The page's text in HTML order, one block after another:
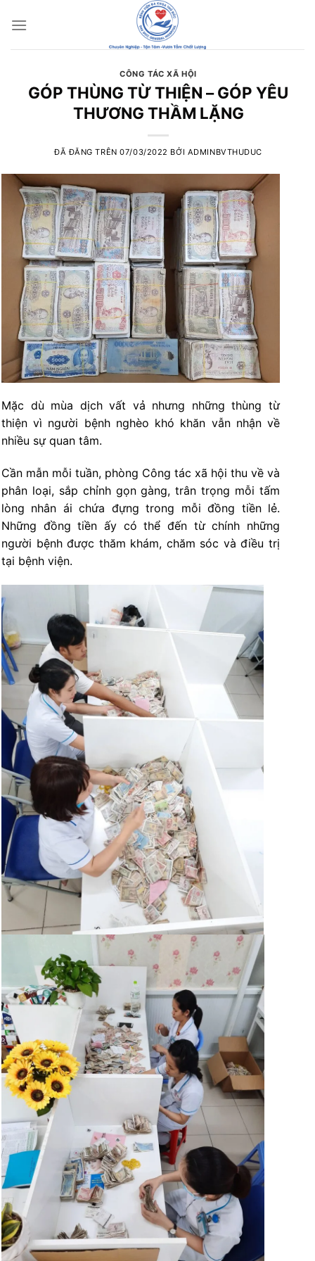
đến
CÔNG TÁC XÃ HỘI
GÓP THÙNG TỪ THIỆN – GÓP YÊU
THƯƠNG THẦM LẶNG
ĐÃ ĐĂNG TRÊN07/03/2022 BỞI ADMINBVTHUDUC
Mặc dù mùa dịch vất vả nhưng những thùng từ
thiện vì người bệnh nghèo khó khăn vẫn nhận về
nhiều sự quan tâm.
Cần mẫn mỗi tuần, phòng Công tác xã hội thu về và
phân loại, sắp chỉnh gọn gàng, trân trọng mỗi tấm
lòng nhân ái chứa đựng trong mỗi đồng tiền lẻ.
Những đồng tiền ấy có thể đến từ chính những
người bệnh được thăm khám, chăm sóc và điều trị
tại bệnh viện.